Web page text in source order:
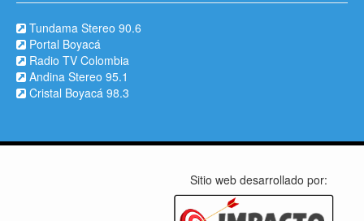
Tundama Stereo 90.6
Portal Boyacá
Radio TV Colombia
Andina Stereo 95.1
Cristal Boyacá 98.3
Sitio web desarrollado por: